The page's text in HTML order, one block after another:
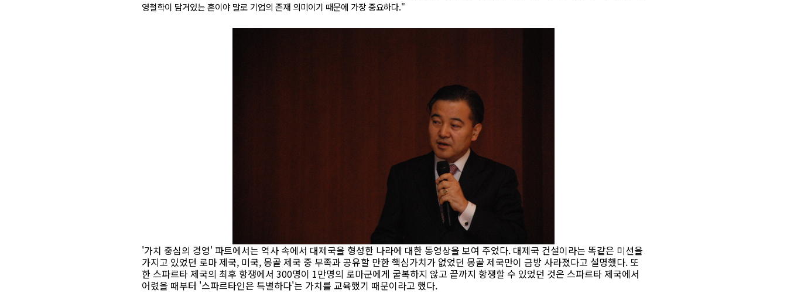
영철학이 담겨있는 혼이야 말로 기업의 존재 의미이기 때문에 가장 중요하다."
'가치 중심의 경영' 파트에서는 역사 속에서 대제국을 형성한 나라에 대한 동영상을 보여 주었다. 대제국 건설이라는 똑같은 미션을
가지고 있었던 로마 제국, 미국, 몽골 제국 중 부족과 공유할 만한 핵심가치가 없었던 몽골 제국만이 금방 사라졌다고 설명했다. 또
한 스파르타 제국의 최후 항쟁에서 300명이 1만명의 로마군에게 굴복하지 않고 끝까지 항쟁할 수 있었던 것은 스파르타 제국에서
어렸을 때부터 '스파르타인은 특별하다'는 가치를 교육했기 때문이라고 했다.